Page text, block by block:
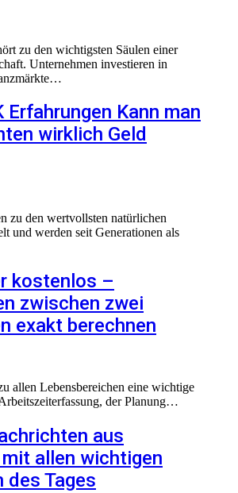
zu den wichtigsten Säulen einer
Unternehmen investieren in
Erfahrungen Kann man
wirklich Geld
zu den wertvollsten natürlichen
und werden seit Generationen als
kostenlos –
zwischen zwei
exakt berechnen
allen Lebensbereichen eine wichtige
der Planung…
aus
allen wichtigen
des Tages